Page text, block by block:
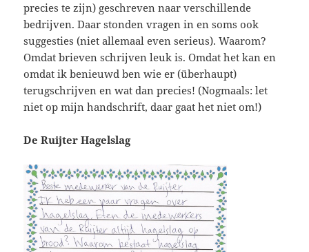
precies te zijn) geschreven naar verschillende
bedrijven. Daar stonden vragen in en soms ook
suggesties (niet allemaal even serieus). Waarom?
Omdat brieven schrijven leuk is. Omdat het kan en
omdat ik benieuwd ben wie er (überhaupt)
terugschrijven en wat dan precies! (Nogmaals: let
niet op mijn handschrift, daar gaat het niet om!)
De Ruijter Hagelslag